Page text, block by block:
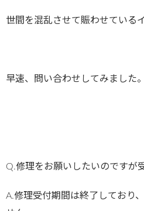
世間を混乱させて賑わせている
早速、問い合わせしてみました。
Q.修理をお願いしたいのですが
A.修理受付期間は終了しており